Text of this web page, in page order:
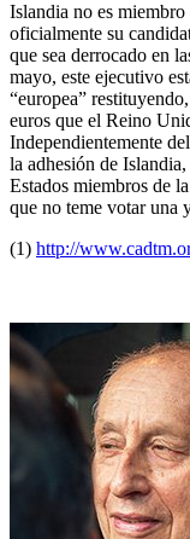
Islandia no es
oficialmente su
que sea derrocado en
mayo, este ejecutivo
“europea”
euros que el Reino
Independientemente
la adhesión de
Estados miembros de
que no teme votar una
(1) http://